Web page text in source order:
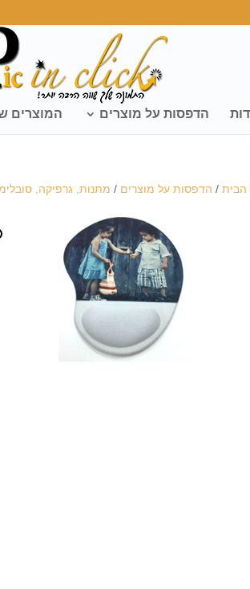
הדפסות על מוצרים המוצרים
הבית/ הדפסות על מוצרים / מתנות, גרפיקה,